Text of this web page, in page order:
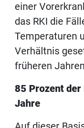
einer
das RKI die
Temperaturen
Verhältnis
früheren
85 Prozent
Jahre